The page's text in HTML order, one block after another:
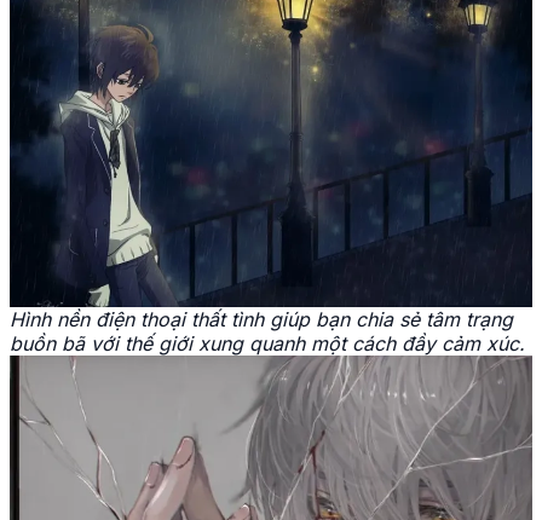
Hình nền điện thoại thất tình giúp bạn chia sẻ tâm trạng
buồn bã với thế giới xung quanh một cách đầy cảm xúc.